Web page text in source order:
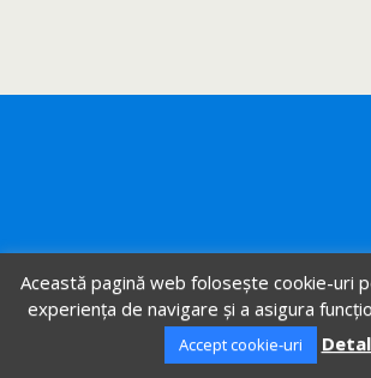
Această pagină web folosește cookie-uri
experiența de navigare și a asigura
Accept cookie-uri